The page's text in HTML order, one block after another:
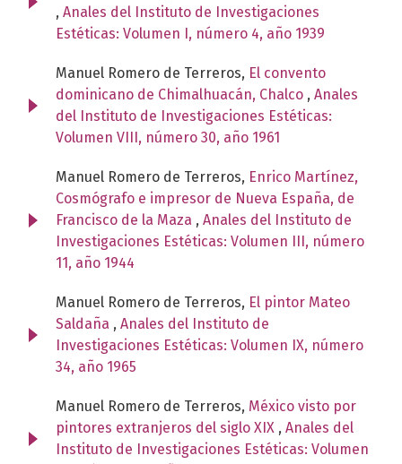
, Anales del Instituto de Investigaciones
Estéticas: Volumen I, número 4, año 1939
Manuel Romero de Terreros, El convento
dominicano de Chimalhuacán, Chalco , Anales
del Instituto de Investigaciones Estéticas:
Volumen VIII, número 30, año 1961
Manuel Romero de Terreros, Enrico Martínez,
Cosmógrafo e impresor de Nueva España, de
Francisco de la Maza , Anales del Instituto de
Investigaciones Estéticas: Volumen III, número
11, año 1944
Manuel Romero de Terreros, El pintor Mateo
Saldaña , Anales del Instituto de
Investigaciones Estéticas: Volumen IX, número
34, año 1965
Manuel Romero de Terreros, México visto por
pintores extranjeros del siglo XIX , Anales del
Instituto de Investigaciones Estéticas: Volumen